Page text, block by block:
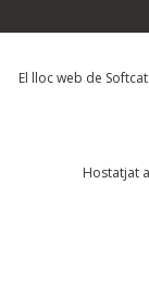
Què
Comentari *
El lloc web de
Hostatjat